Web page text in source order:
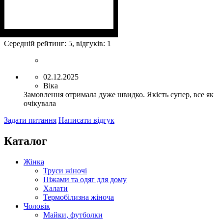
Середній рейтинг: 5, відгуків: 1
02.12.2025
Віка
Замовлення отримала дуже швидко. Якість супер, все як
очікувала
Задати питання Написати відгук
Каталог
Жінка
Труси жіночі
Піжами та одяг для дому
Халати
Термобілизна жіноча
Чоловік
Майки, футболки